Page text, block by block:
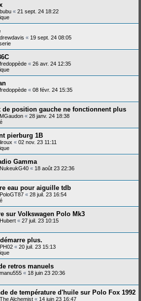
bubu « 21 sept. 24 18:22
drewdavis « 19 sept. 24 08:05
fredoppède « 26 avr. 24 12:35
fredoppède « 08 févr. 24 15:35
de position gauche ne fonctionnent plus
MGaudon « 28 janv. 24 18:38
pierburg 1B
liroux « 02 nov. 23 11:11
Gamma
NukeukG40 « 18 août 23 22:36
eau pour aiguille tdb
PoloGT87 « 28 juil. 23 16:54
sur Volkswagen Polo Mk3
Hubert « 27 juil. 23 10:15
plus.
PH02 « 20 juil. 23 15:13
retros manuels
manu555 « 18 juin 23 20:36
de température d'huile sur Polo Fox 1992
The Alchemist « 14 juin 23 16:47